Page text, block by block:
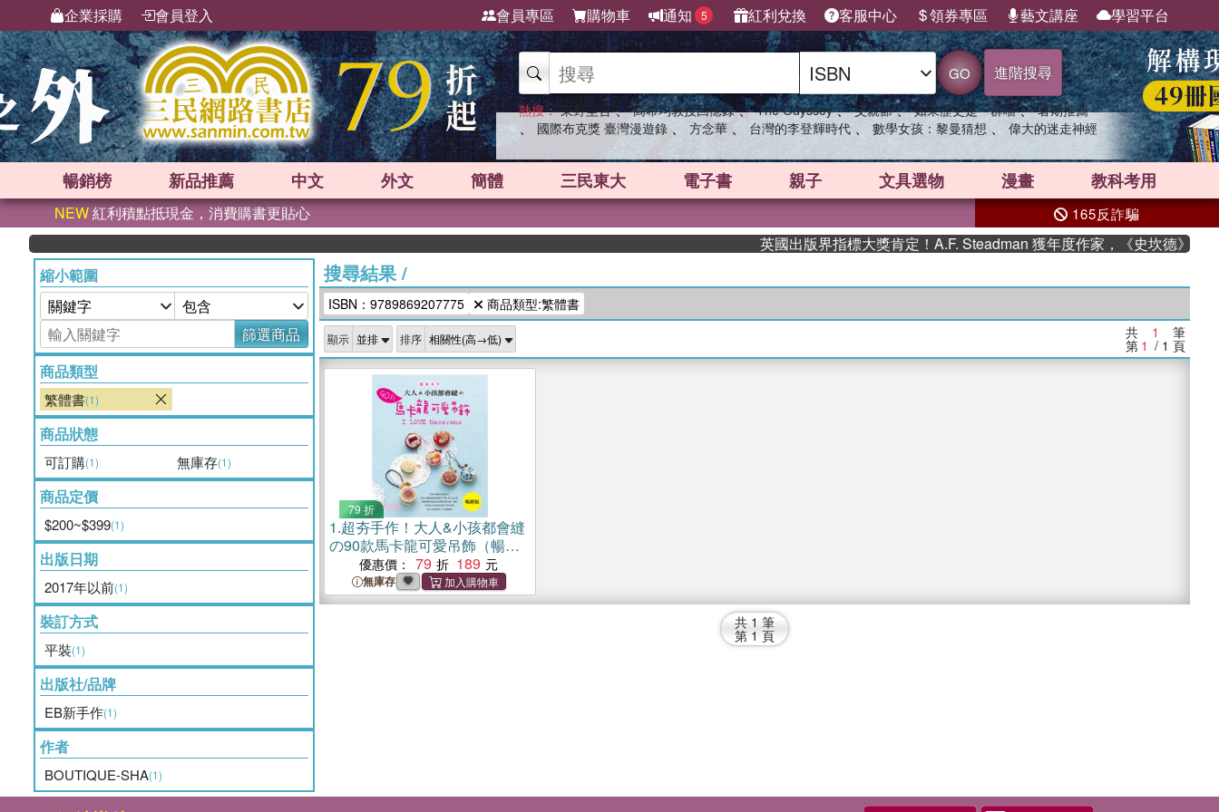
企業採購 會員登入 會員專區 購物車 通知 5 紅利兌換 客服中心 領券專區 藝文講座 學習平台
GO 進階搜尋
熱搜： 東野圭吾 、 高希均教授回憶錄 、 The Odyssey 、 父親節 、 如果歷史是一群喵 、 暑期推薦
、 國際布克獎 臺灣漫遊錄 、 方念華 、 台灣的李登輝時代 、 數學女孩：黎曼猜想 、 偉大的迷走神經
暢銷榜 新品推薦 中文 外文 簡體 三民東大 電子書 親子 文具選物 漫畫 教科考用
NEW紅利積點抵現金，消費購書更貼心 165反詐騙
英國出版界指標大獎肯定！A.F. Steadman 獲年度作家，《史坎德》系列
縮小範圍
篩選商品
商品類型
繁體書(1)
商品狀態
可訂購(1) 無庫存(1)
商品定價
$200~$399(1)
出版日期
2017年以前(1)
裝訂方式
平裝(1)
出版社/品牌
EB新手作(1)
作者
BOUTIQUE-SHA(1)
搜尋結果/
ISBN：9789869207775 商品類型:繁體書
顯示 排序 共 1 筆
第 1 / 1 頁
79 折
1.超夯手作！大人&小孩都會縫
の90款馬卡龍可愛吊飾（暢銷
優惠價： 79 189
無庫存
共 1 筆
第 1 頁